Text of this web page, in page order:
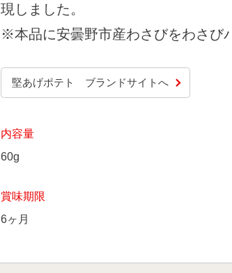
現しました。
※本品に安曇野市産わさびをわさび
堅あげポテト ブランドサイトへ
内容量
60g
賞味期限
6ヶ月